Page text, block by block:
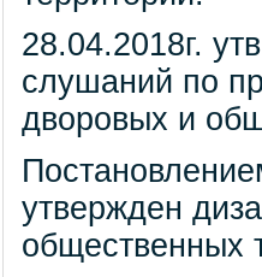
28.04.2018г.
слушаний по
дворовых и
утвержден
общественных